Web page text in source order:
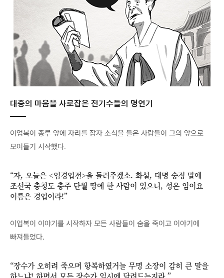
대중의 마음을 사로잡은 전기수들의 명연기
이업복이 종루 앞에 자리를 잡자 소식을 들은 사람들이 그의 앞으로
모여들기 시작했다.
“자, 오늘은 <임경업전>을 들려주겠소. 화설, 대명 숭정 말에
조선국 충청도 충주 단월 땅에 한 사람이 있으니, 성은 임이요
이름은 경업이라!”
이업복이 이야기를 시작하자 모든 사람들이 숨을 죽이고 이야기에
빠져들었다.
“장수가 오히려 죽으며 항복하였거늘 무명 소장이 감히 큰 말을